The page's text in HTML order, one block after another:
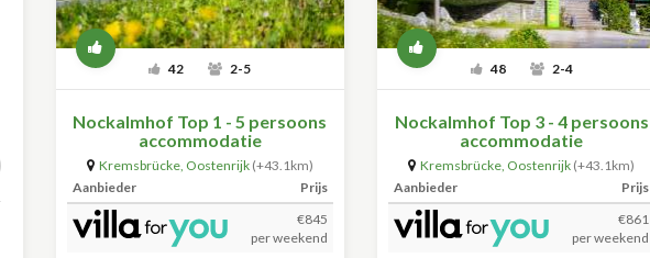
42 2-5
Nockalmhof Top 1 - 5 persoons
accommodatie
Kremsbrücke, Oostenrijk (+43.1km)
Aanbieder
Prijs
€845
per weekend
48 2-4
Nockalmhof Top 3 - 4 persoons
accommodatie
Kremsbrücke, Oostenrijk (+43.1km)
Aanbieder
Prijs
€861
per weekend